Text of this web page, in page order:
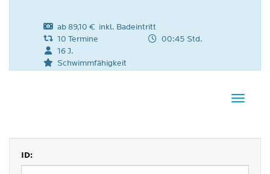
ab 89,10 € inkl. Badeintritt
10 Termine
00:45 Std.
16 J.
Schwimmfähigkeit
ID: